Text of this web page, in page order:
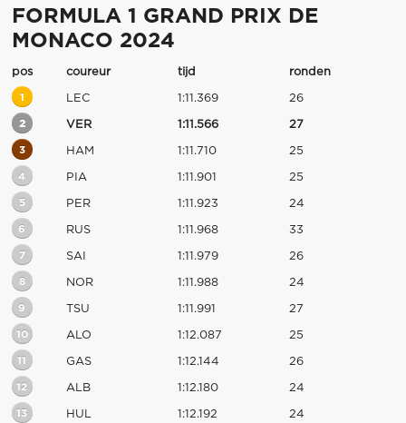
FORMULA 1 GRAND PRIX DE
MONACO 2024
pos coureur tijd ronden
1 LEC 1:11.369 26
2 VER 1:11.566 27
3 HAM 1:11.710 25
4 PIA 1:11.901 25
5 PER 1:11.923 24
6 RUS 1:11.968 33
7 SAI 1:11.979 26
8 NOR 1:11.988 24
9 TSU 1:11.991 27
10 ALO 1:12.087 25
11 GAS 1:12.144 26
12 ALB 1:12.180 24
13 HUL 1:12.192 24